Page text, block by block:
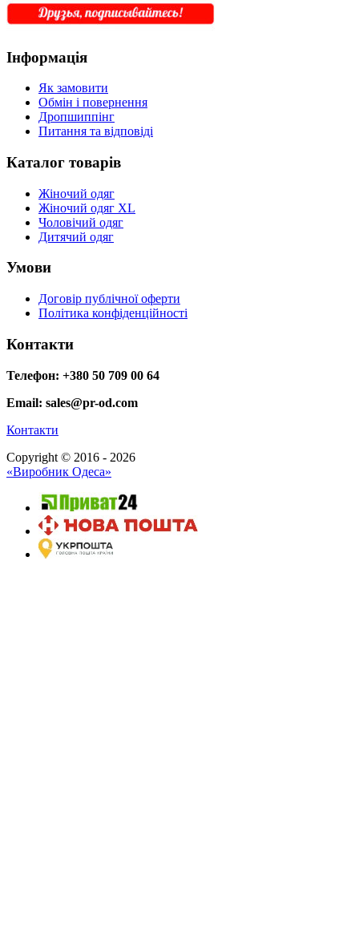
Інформація
Як замовити
Обмін і повернення
Дропшиппінг
Питання та відповіді
Каталог товарів
Жіночий одяг
Жіночий одяг XL
Чоловічий одяг
Дитячий одяг
Умови
Договір публічної оферти
Політика конфіденційності
Контакти
Телефон: +380 50 709 00 64
Email: sales@pr-od.com
Контакти
Copyright © 2016 - 2026
«Виробник Одеса»